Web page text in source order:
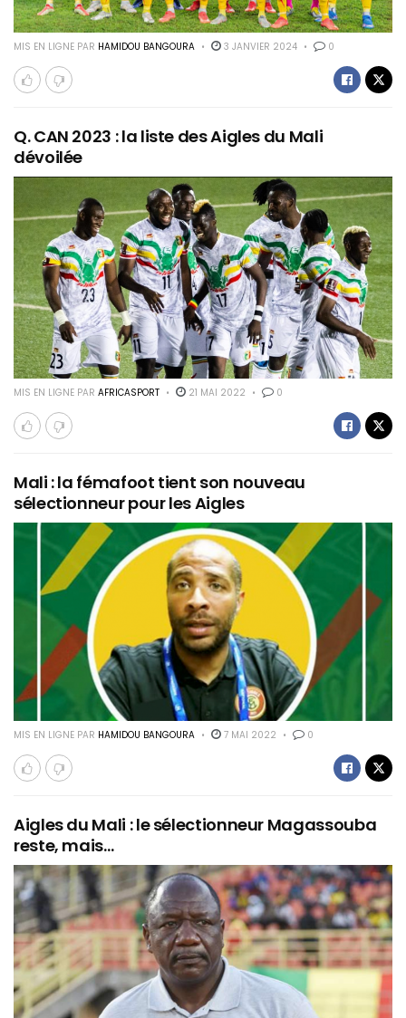
MIS EN LIGNE PAR HAMIDOU BANGOURA 3 JANVIER 2024 0
Q. CAN 2023 : la liste des Aigles du Mali
dévoilée
MIS EN LIGNE PAR AFRICASPORT 21 MAI 2022 0
Mali : la fémafoot tient son nouveau
sélectionneur pour les Aigles
MIS EN LIGNE PAR HAMIDOU BANGOURA 7 MAI 2022 0
Aigles du Mali : le sélectionneur Magassouba
reste, mais…